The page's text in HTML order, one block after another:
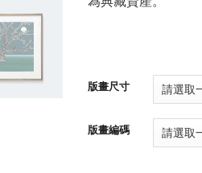
版畫尺寸
版畫編碼